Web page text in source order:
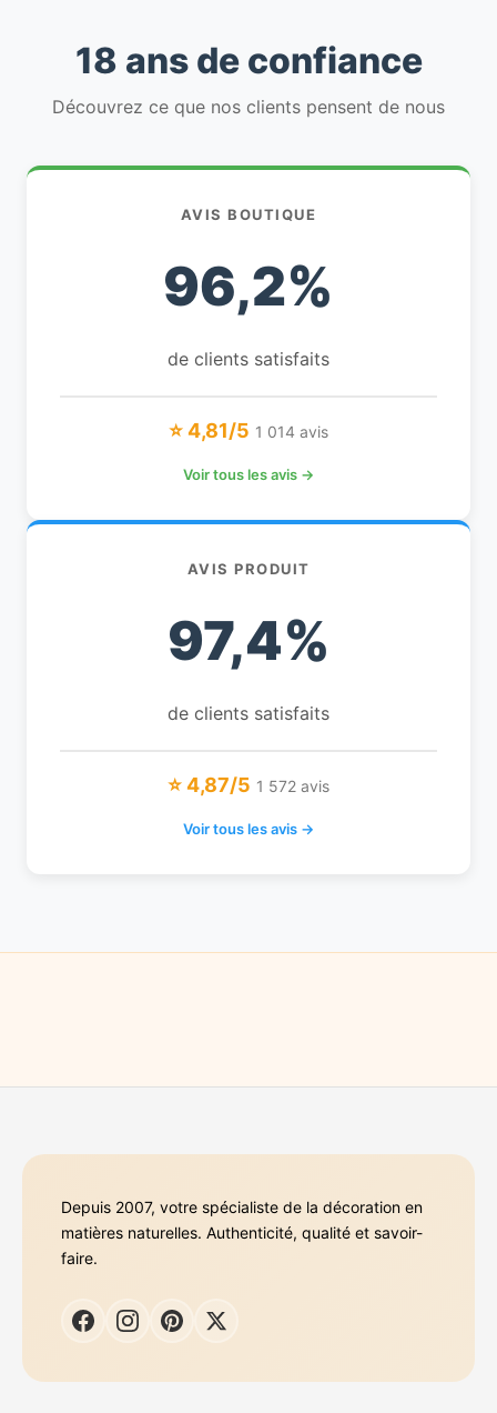
18 ans de confiance
Découvrez ce que nos clients pensent de nous
AVIS BOUTIQUE
96,2%
de clients satisfaits
⭐ 4,81/5 1 014 avis
Voir tous les avis →
AVIS PRODUIT
97,4%
de clients satisfaits
⭐ 4,87/5 1 572 avis
Voir tous les avis →
Depuis 2007, votre spécialiste de la décoration en
matières naturelles. Authenticité, qualité et savoir-
faire.